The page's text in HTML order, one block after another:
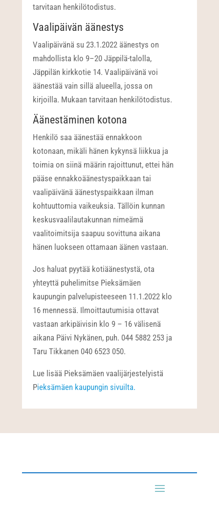
tarvitaan henkilötodistus.
Vaalipäivän äänestys
Vaalipäivänä su 23.1.2022 äänestys on
mahdollista klo 9–20 Jäppilä-talolla,
Jäppilän kirkkotie 14. Vaalipäivänä voi
äänestää vain sillä alueella, jossa on
kirjoilla. Mukaan tarvitaan henkilötodistus.
Äänestäminen kotona
Henkilö saa äänestää ennakkoon
kotonaan, mikäli hänen kykynsä liikkua ja
toimia on siinä määrin rajoittunut, ettei hän
pääse ennakkoäänestyspaikkaan tai
vaalipäivänä äänestyspaikkaan ilman
kohtuuttomia vaikeuksia. Tällöin kunnan
keskusvaalilautakunnan nimeämä
vaalitoimitsija saapuu sovittuna aikana
hänen luokseen ottamaan äänen vastaan.
Jos haluat pyytää kotiäänestystä, ota
yhteyttä puhelimitse Pieksämäen
kaupungin palvelupisteeseen 11.1.2022 klo
16 mennessä. Ilmoittautumisia ottavat
vastaan arkipäivisin klo 9 – 16 välisenä
aikana Päivi Nykänen, puh. 044 5882 253 ja
Taru Tikkanen 040 6523 050.
Lue lisää Pieksämäen vaalijärjestelyistä
Pieksämäen kaupungin sivuilta.